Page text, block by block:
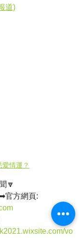
道)
愛情運？
🔽
官方網頁:
vo